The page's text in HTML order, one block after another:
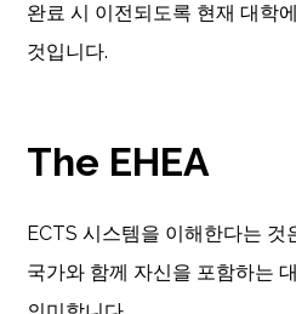
완료 시 이전되도록 현재 대학
것입니다.
The EHEA
ECTS 시스템을 이해한다는
국가와 함께 자신을 포함하는